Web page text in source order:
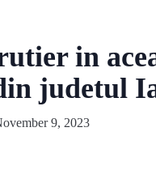
in
judetul
9, 2023